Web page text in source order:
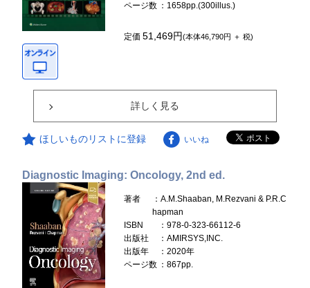
ページ数 ：1658pp.(300illus.)
定価51,469円(本体46,790円 ＋ 税)
詳しく見る
ほしいものリストに登録 いいね
Diagnostic Imaging: Oncology, 2nd ed.
著者
：A.M.Shaaban, M.Rezvani & P.R.C
hapman
ISBN
：978-0-323-66112-6
出版社
：AMIRSYS,INC.
出版年
：2020年
ページ数 ：867pp.